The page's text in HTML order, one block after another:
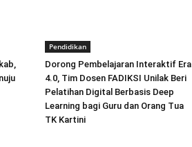
Pendidikan
Dorong Pembelajaran Interaktif Era
4.0, Tim Dosen FADIKSI Unilak Beri
Pelatihan Digital Berbasis Deep
Learning bagi Guru dan Orang Tua
TK Kartini